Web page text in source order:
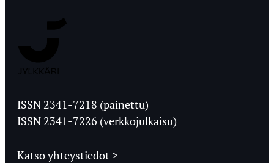
Ylioppilaslehti
ISSN 2341-7218 (painettu)
ISSN 2341-7226 (verkkojulkaisu)
Katso yhteystiedot >